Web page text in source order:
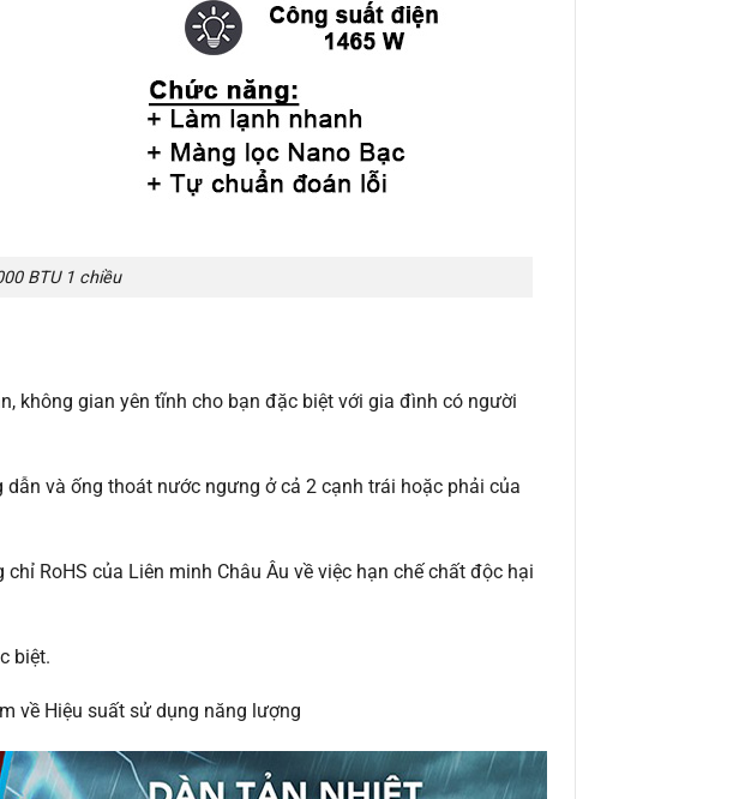
BTU 1 chiều
không gian yên tĩnh cho bạn đặc biệt với gia đình có người
và ống thoát nước ngưng ở cả 2 cạnh trái hoặc phải của
RoHS của Liên minh Châu Âu về việc hạn chế chất độc hại
biệt.
về Hiệu suất sử dụng năng lượng